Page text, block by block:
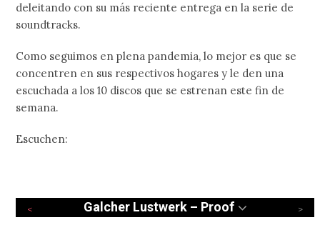
deleitando con su más reciente entrega en la serie de
soundtracks.
Como seguimos en plena pandemia, lo mejor es que se
concentren en sus respectivos hogares y le den una
escuchada a los 10 discos que se estrenan este fin de
semana.
Escuchen:
Galcher Lustwerk – Proof